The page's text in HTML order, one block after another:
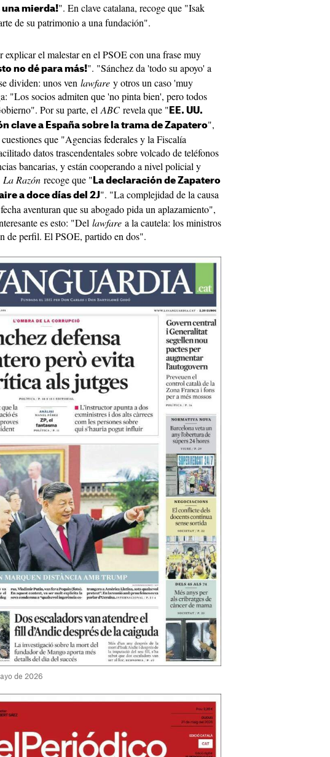
una mierda!". En clave catalana, recoge que "Isak
de su patrimonio a una fundación".
explicar el malestar en el PSOE con una frase muy
no dé para más!". "Sánchez da 'todo su apoyo' a
dividen: unos ven lawfare y otros un caso 'muy
"Los socios admiten que 'no pinta bien', pero todos
Por su parte, el ABC revela que " EE. UU.
clave a España sobre la trama de Zapatero",
que "Agencias federales y la Fiscalía
datos trascendentales sobre volcado de teléfonos
bancarias, y están cooperando a nivel policial y
La Razón recoge que " La declaración de Zapatero
a doce días del 2J". "La complejidad de la causa
aventuran que su abogado pida un aplazamiento",
es esto: "Del lawfare a la cautela: los ministros
de perfil. El PSOE, partido en dos".
de 2026